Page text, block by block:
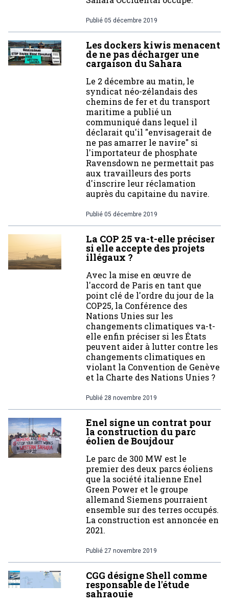
Publié 05 décembre 2019
Les dockers kiwis menacent
de ne pas décharger une
cargaison du Sahara
Le 2 décembre au matin, le
syndicat néo-zélandais des
chemins de fer et du transport
maritime a publié un
communiqué dans lequel il
déclarait qu'il "envisagerait de
ne pas amarrer le navire" si
l'importateur de phosphate
Ravensdown ne permettait pas
aux travailleurs des ports
d'inscrire leur réclamation
auprès du capitaine du navire.
Publié 05 décembre 2019
La COP 25 va-t-elle préciser
si elle accepte des projets
illégaux ?
Avec la mise en œuvre de
l'accord de Paris en tant que
point clé de l'ordre du jour de la
COP25, la Conférence des
Nations Unies sur les
changements climatiques va-t-
elle enfin préciser si les États
peuvent aider à lutter contre les
changements climatiques en
violant la Convention de Genève
et la Charte des Nations Unies ?
Publié 28 novembre 2019
Enel signe un contrat pour
la construction du parc
éolien de Boujdour
Le parc de 300 MW est le
premier des deux parcs éoliens
que la société italienne Enel
Green Power et le groupe
allemand Siemens pourraient
ensemble sur des terres occupés.
La construction est annoncée en
2021.
Publié 27 novembre 2019
CGG désigne Shell comme
responsable de l'étude
sahraouie